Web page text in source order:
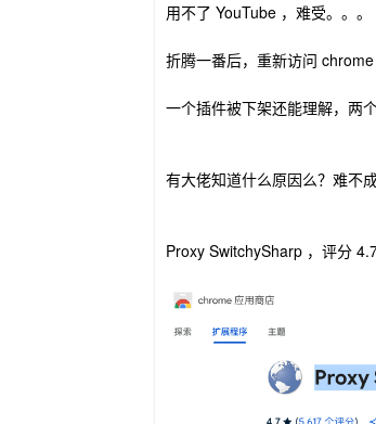
用不了 YouTube ，难受。。。
折腾一番后，重新访问
一个插件被下架还能理解，两
有大佬知道什么原因么？难不
Proxy SwitchySharp ，评分